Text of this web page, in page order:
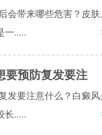
会带来哪些危害？皮肤
一.....
要预防复发要注
发要注意什么？白癜风
长.....